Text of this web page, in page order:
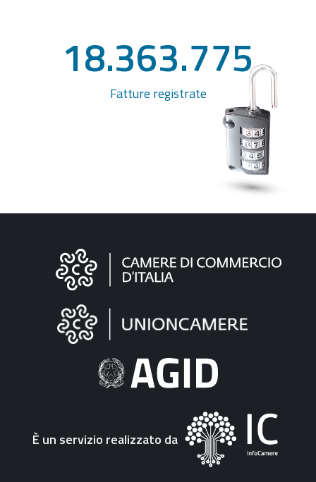
18.363.775
Fatture registrate
Informazioni
"Fattura
Elettronica"
È un servizio realizzato da